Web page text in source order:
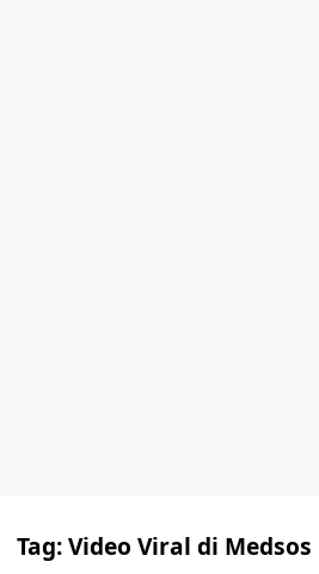
Tag:Video Viral di Medsos